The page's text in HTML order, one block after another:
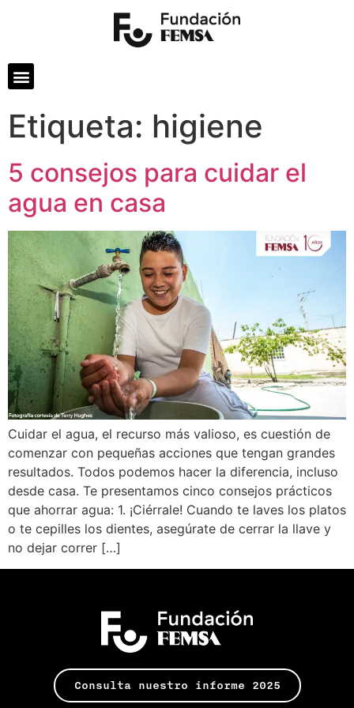
Etiqueta: higiene
5 consejos para cuidar el
agua en casa
Cuidar el agua, el recurso más valioso, es cuestión de
comenzar con pequeñas acciones que tengan grandes
resultados. Todos podemos hacer la diferencia, incluso
desde casa. Te presentamos cinco consejos prácticos
que ahorrar agua: 1. ¡Ciérrale! Cuando te laves los platos
o te cepilles los dientes, asegúrate de cerrar la llave y
no dejar correr […]
Consulta nuestro informe 2025